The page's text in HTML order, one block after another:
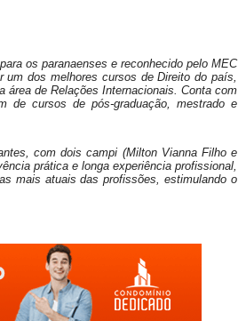
os paranaenses e reconhecido pelo MEC
um dos melhores cursos de Direito do país,
área de Relações Internacionais. Conta com
de cursos de pós-graduação, mestrado e
com dois campi (Milton Vianna Filho e
prática e longa experiência profissional,
mais atuais das profissões, estimulando o